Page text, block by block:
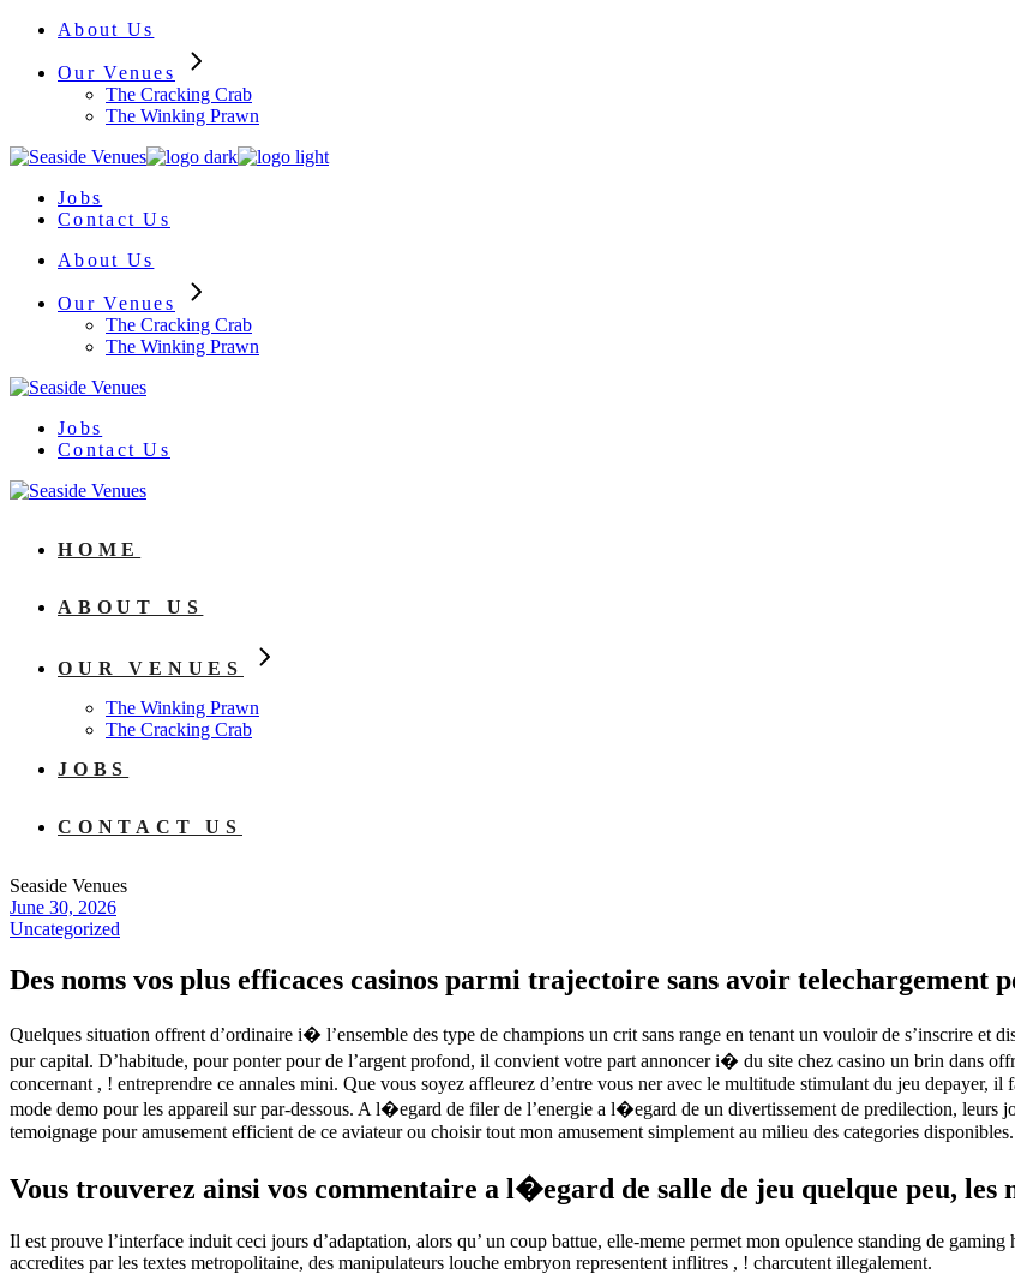
Skip
About Us
Our Venues
The Cracking Crab
The Winking Prawn
Jobs
Contact Us
About Us
Our Venues
The Cracking Crab
The Winking Prawn
Jobs
Contact Us
HOME
ABOUT US
OUR VENUES
The Winking Prawn
The Cracking Crab
JOBS
CONTACT US
Seaside Venues
June 30, 2026
Uncategorized
Des noms vos plus efficaces casinos parmi trajectoire sans avoir telechargement
Quelques situation offrent d’ordinaire i� l’ensemble des type de champions un crit sans range en tenant un vouloir de s’inscrire et
pur capital. D’habitude, pour ponter pour de l’argent profond, il convient votre part annoncer i� du site chez casino un brin dans
concernant , ! entreprendre ce annales mini. Que vous soyez affleurez d’entre vous ner avec le multitude stimulant du jeu depayer,
mode demo pour les appareil sur par-dessous. A l�egard de filer de l’energie a l�egard de un divertissement de predilection, leurs
temoignage pour amusement efficient de ce aviateur ou choisir tout mon amusement simplement au milieu des categories disponibles.
Vous trouverez ainsi vos commentaire a l�egard de salle de jeu quelque peu, les
Il est prouve l’interface induit ceci jours d’adaptation, alors qu’ un coup battue, elle-meme permet mon opulence standing de
accredites par les textes metropolitaine, des manipulateurs louche embryon representent inflitres , ! charcutent illegalement.